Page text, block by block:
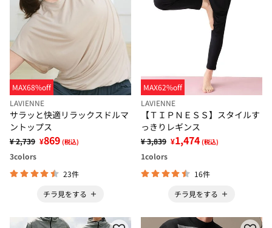
MAX68%off
LAVIENNE
サラッと快適リラックスドルマ
ントップス
¥ 2,739 ¥869 (税込)
3colors
23件
チラ見をする
MAX62%off
LAVIENNE
【ＴＩＰＮＥＳＳ】スタイルす
っきりレギンス
¥ 3,839 ¥1,474 (税込)
1colors
16件
チラ見をする